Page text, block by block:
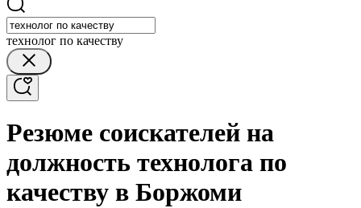
технолог по качеству
Резюме соискателей на
должность технолога по
качеству в Боржоми